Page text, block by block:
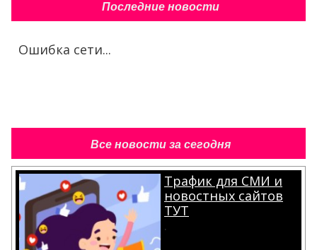
Последние новости
Ошибка сети...
Все новости за сегодня
Трафик для СМИ и
новостных сайтов
ТУТ
.